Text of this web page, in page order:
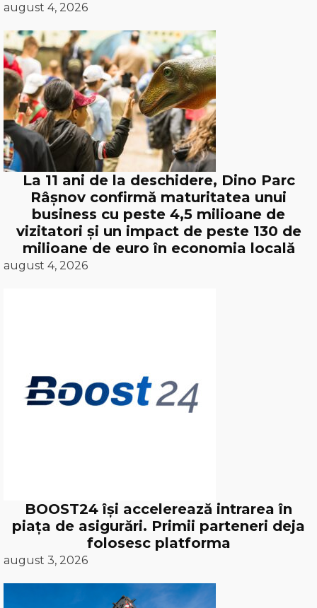
august 4, 2026
La 11 ani de la deschidere, Dino Parc
Râșnov confirmă maturitatea unui
business cu peste 4,5 milioane de
vizitatori și un impact de peste 130 de
milioane de euro în economia locală
august 4, 2026
BOOST24 își accelerează intrarea în
piața de asigurări. Primii parteneri deja
folosesc platforma
august 3, 2026